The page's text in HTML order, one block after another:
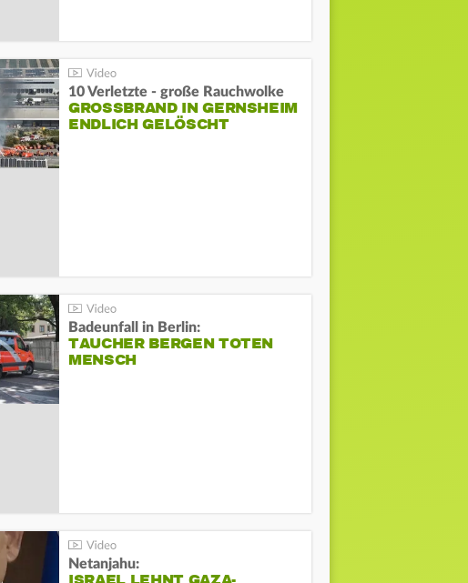
10 Verletzte - große Rauchwolke
GROSSBRAND IN GERNSHEIM E
NDLICH GELÖSCHT
Badeunfall in Berlin:
TAUCHER BERGEN TOTEN
MENSCH
Netanjahu: